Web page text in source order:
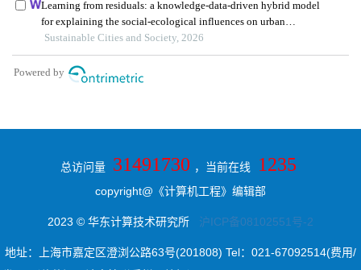
总访问量 31491730 ，当前在线 1235
copyright@《计算机工程》编辑部
2023 © 华东计算技术研究所 沪ICP备08102551号-2
地址：上海市嘉定区澄浏公路63号(201808) Tel：021-67092514(费用/